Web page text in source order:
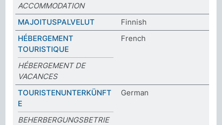
ACCOMMODATION
MAJOITUSPALVELUT
Finnish
HÉBERGEMENT
TOURISTIQUE
French
HÉBERGEMENT DE
VACANCES
TOURISTENUNTERKÜNFT
E
German
BEHERBERGUNGSBETRIE